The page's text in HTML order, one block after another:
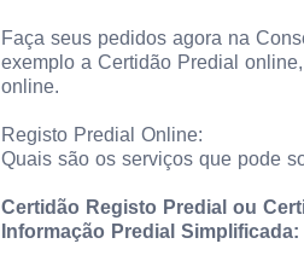
Faça seus pedidos agora na
exemplo a Certidão Predial
online.
Registo Predial Online:
Quais são os serviços que pode
Certidão Registo Predial ou
Informação Predial Simplificada: